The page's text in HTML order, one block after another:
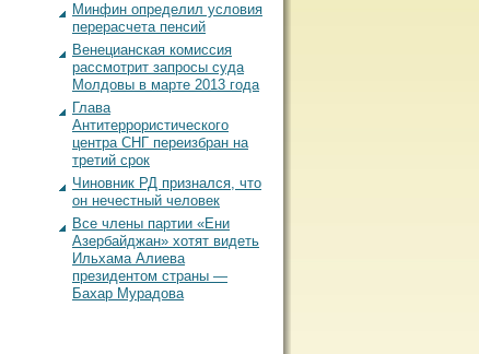
Минфин определил условия
перерасчета пенсий
Венецианская комиссия
рассмотрит запросы суда
Молдовы в марте 2013 года
Глава
Антитеррористического
центра СНГ переизбран на
третий срок
Чиновник РД признался, что
он нечестный человек
Все члены партии «Ени
Азербайджан» хотят видеть
Ильхама Алиева
президентом страны —
Бахар Мурадова